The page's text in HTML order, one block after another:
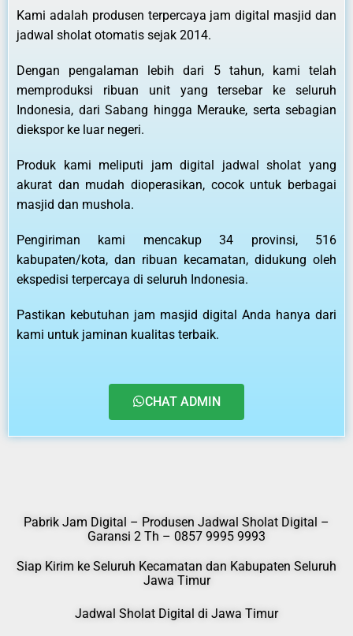
Kami adalah produsen terpercaya jam digital masjid dan
jadwal sholat otomatis sejak 2014.
Dengan pengalaman lebih dari 5 tahun, kami telah
memproduksi ribuan unit yang tersebar ke seluruh
Indonesia, dari Sabang hingga Merauke, serta sebagian
diekspor ke luar negeri.
Produk kami meliputi jam digital jadwal sholat yang
akurat dan mudah dioperasikan, cocok untuk berbagai
masjid dan mushola.
Pengiriman kami mencakup 34 provinsi, 516
kabupaten/kota, dan ribuan kecamatan, didukung oleh
ekspedisi terpercaya di seluruh Indonesia.
Pastikan kebutuhan jam masjid digital Anda hanya dari
kami untuk jaminan kualitas terbaik.
CHAT ADMIN
Pabrik Jam Digital – Produsen Jadwal Sholat Digital –
Garansi 2 Th – 0857 9995 9993
Siap Kirim ke Seluruh Kecamatan dan Kabupaten Seluruh
Jawa Timur
Jadwal Sholat Digital di Jawa Timur